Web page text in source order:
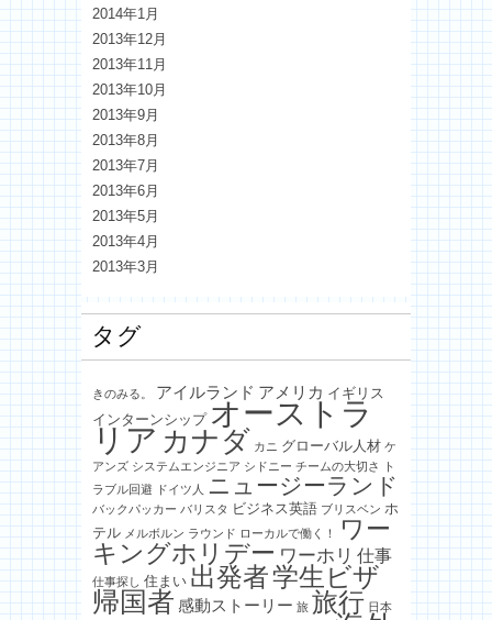
2014年1月
2013年12月
2013年11月
2013年10月
2013年9月
2013年8月
2013年7月
2013年6月
2013年5月
2013年4月
2013年3月
タグ
きのみる。 アイルランド アメリカ イギリス
インターンシップ オーストラ
リア カナダ カニ グローバル人材 ケ
アンズ システムエンジニア シドニー チームの大切さ
ト
ラブル回避
ドイツ人 ニュージーランド
バックパッカー バリスタ ビジネス英語 ブリスベン ホ
テル メルボルン ラウンド ローカルで働く！
ワー
キングホリデー ワーホリ 仕事
仕事探し 住まい 出発者学生ビザ
帰国者 感動ストーリー 旅 旅行 日本